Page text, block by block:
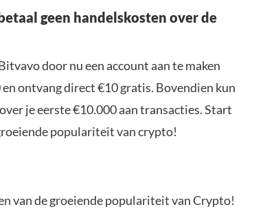
geen handelskosten over de
door nu een account aan te maken
ontvang direct €10 gratis. Bovendien kun
je eerste €10.000 aan transacties. Start
populariteit van crypto!
van de groeiende populariteit van Crypto!